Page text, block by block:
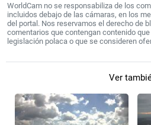
WorldCam no se responsabiliza de los
incluidos debajo de las cámaras, en los
del portal. Nos reservamos el derecho de
comentarios que contengan contenido
legislación polaca o que se consideren
Ver